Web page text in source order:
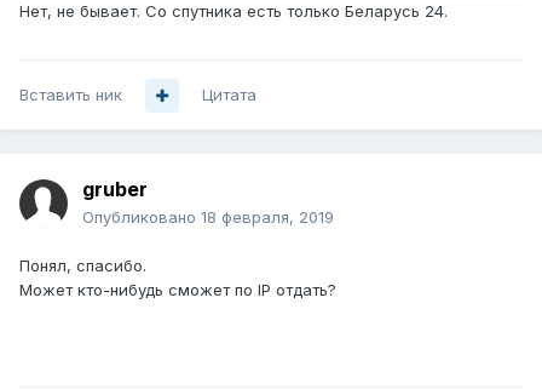
Нет, не бывает. Со спутника есть только Беларусь 24.
Вставить ник Цитата
gruber
Опубликовано 18 февраля, 2019
Понял, спасибо.
Может кто-нибудь сможет по IP отдать?